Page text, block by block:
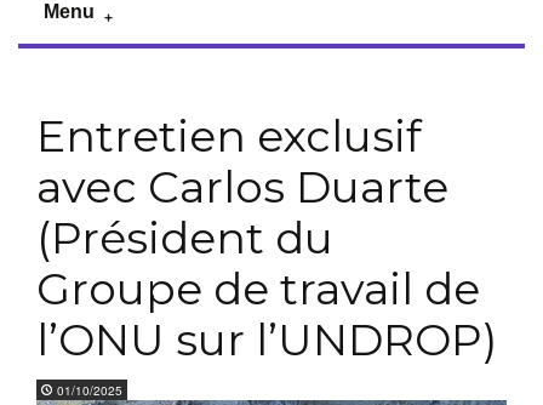
Menu
Entretien exclusif
avec Carlos Duarte
(Président du
Groupe de travail de
l’ONU sur l’UNDROP)
01/10/2025